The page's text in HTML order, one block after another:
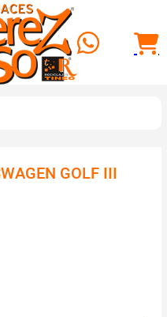
GOLF III